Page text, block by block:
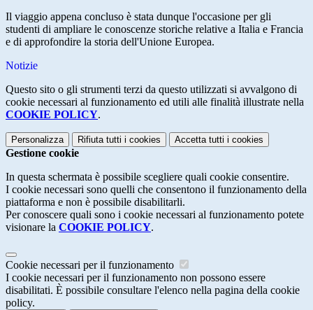
Il viaggio appena concluso è stata dunque l'occasione per gli
studenti di ampliare le conoscenze storiche relative a Italia e Francia
e di approfondire la storia dell'Unione Europea.
Notizie
Questo sito o gli strumenti terzi da questo utilizzati si avvalgono di
cookie necessari al funzionamento ed utili alle finalità illustrate nella
COOKIE POLICY.
Personalizza Rifiuta tutti i cookies Accetta tutti i cookies
Gestione cookie
In questa schermata è possibile scegliere quali cookie consentire.
I cookie necessari sono quelli che consentono il funzionamento della
piattaforma e non è possibile disabilitarli.
Per conoscere quali sono i cookie necessari al funzionamento potete
visionare la COOKIE POLICY.
Cookie necessari per il funzionamento
I cookie necessari per il funzionamento non possono essere
disabilitati. È possibile consultare l'elenco nella pagina della cookie
policy.